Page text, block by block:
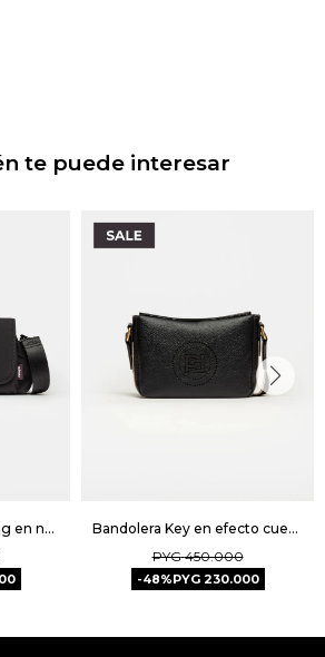
te puede interesar
Bandolera Sunrise gang en nylon Unisex - Negro
Bandolera Key en efecto cuero graneado - Negro
PYG 450.000
48 PYG 230.000